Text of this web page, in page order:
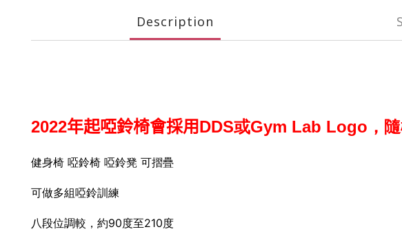
Description
2022年起啞鈴椅會採用DDS或Gym Lab Logo，
健身椅 啞鈴椅 啞鈴凳 可摺疊
可做多組啞鈴訓練
八段位調較，約90度至210度